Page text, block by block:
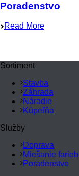
Poradenstvo
Read More
Sortiment
Stavba
Záhrada
Náradie
Kúpeľňa
Služby
Doprava
Miešanie farieb
Poradenstvo